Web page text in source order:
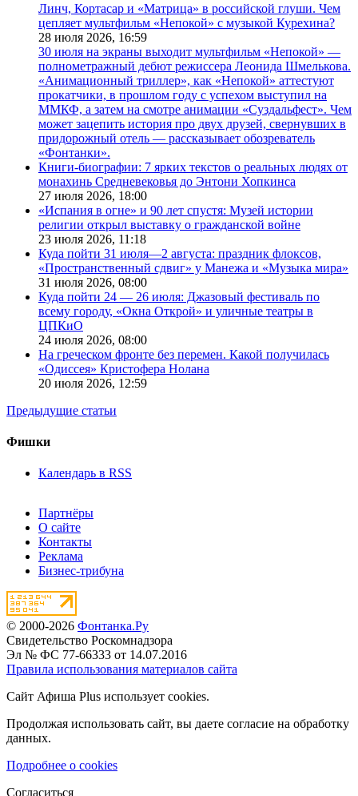
Линч, Кортасар и «Матрица» в российской глуши. Чем
цепляет мультфильм «Непокой» с музыкой Курехина?
28 июля 2026, 16:59
30 июля на экраны выходит мультфильм «Непокой» —
полнометражный дебют режиссера Леонида Шмелькова.
«Анимационный триллер», как «Непокой» аттестуют
прокатчики, в прошлом году с успехом выступил на
ММКФ, а затем на смотре анимации «Суздальфест». Чем
может зацепить история про двух друзей, свернувших в
придорожный отель — рассказывает обозреватель
«Фонтанки».
Книги-биографии: 7 ярких текстов о реальных людях от
монахинь Средневековья до Энтони Хопкинса
27 июля 2026, 18:00
«Испания в огне» и 90 лет спустя: Музей истории
религии открыл выставку о гражданской войне
23 июля 2026, 11:18
Куда пойти 31 июля—2 августа: праздник флоксов,
«Пространственный сдвиг» у Манежа и «Музыка мира»
31 июля 2026, 08:00
Куда пойти 24 — 26 июля: Джазовый фестиваль по
всему городу, «Окна Открой» и уличные театры в
ЦПКиО
24 июля 2026, 08:00
На греческом фронте без перемен. Какой получилась
«Одиссея» Кристофера Нолана
20 июля 2026, 12:59
Предыдущие статьи
Фишки
Календарь в RSS
Партнёры
О сайте
Контакты
Реклама
Бизнес-трибуна
© 2000-2026 Фонтанка.Ру
Свидетельство Роскомнадзора
Эл № ФС 77-66333 от 14.07.2016
Правила использования материалов сайта
Сайт Афиша Plus использует cookies.
Продолжая использовать сайт, вы даете согласие на обработку
данных.
Подробнее о cookies
Согласиться